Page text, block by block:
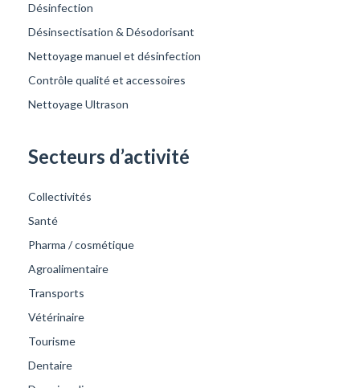
Désinfection
Désinsectisation & Désodorisant
Nettoyage manuel et désinfection
Contrôle qualité et accessoires
Nettoyage Ultrason
Secteurs d’activité
Collectivités
Santé
Pharma / cosmétique
Agroalimentaire
Transports
Vétérinaire
Tourisme
Dentaire